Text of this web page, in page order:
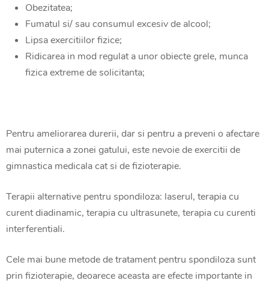
Obezitatea;
Fumatul si/ sau consumul excesiv de alcool;
Lipsa exercitiilor fizice;
Ridicarea in mod regulat a unor obiecte grele, munca
fizica extreme de solicitanta;
Pentru ameliorarea durerii, dar si pentru a preveni o afectare
mai puternica a zonei gatului, este nevoie de exercitii de
gimnastica medicala cat si de fizioterapie.
Terapii alternative pentru spondiloza: laserul, terapia cu
curent diadinamic, terapia cu ultrasunete, terapia cu curenti
interferentiali.
Cele mai bune metode de tratament pentru spondiloza sunt
prin fizioterapie, deoarece aceasta are efecte importante in